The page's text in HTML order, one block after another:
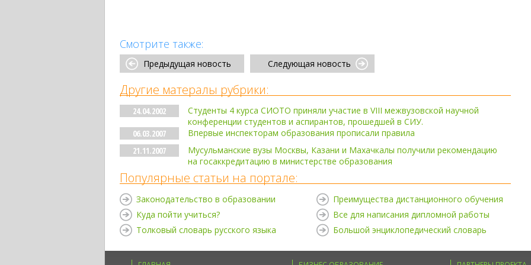
Смотрите также:
Предыдущая новость Следующая новость
Другие матералы рубрики:
24.04.2002
Студенты 4 курса СИОТО приняли участие в VIII межвузовской научной
конференции студентов и аспирантов, прошедшей в СИУ.
06.03.2007
Впервые инспекторам образования прописали правила
21.11.2007
Мусульманские вузы Москвы, Казани и Махачкалы получили рекомендацию
на госаккредитацию в министерстве образования
Популярные статьи на портале:
Законодательство в образовании
Куда пойти учиться?
Толковый словарь русского языка
Преимущества дистанционного обучения
Все для написания дипломной работы
Большой энциклопедический словарь